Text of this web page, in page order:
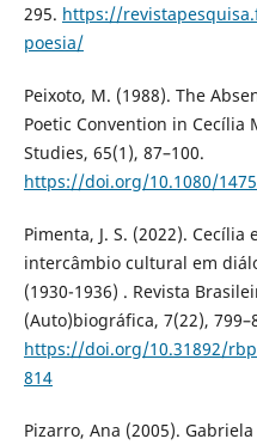
295. https://
poesia/
Peixoto, M. (1988). The
Poetic Convention in
Studies, 65(1), 87–100.
https://doi.org/10.1080/
Pimenta, J. S. (2022). Cecília
intercâmbio cultural em
(1930-1936) . Revista
(Auto)biográfica, 7(22),
https://doi.org/10.31892/
814
Pizarro, Ana (2005).